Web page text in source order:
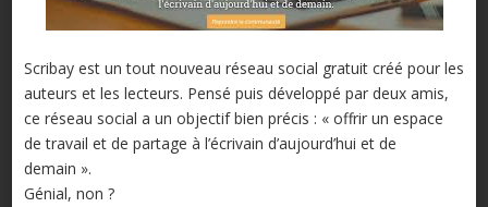
Scribay est un tout nouveau réseau social gratuit créé pour les
auteurs et les lecteurs. Pensé puis développé par deux amis,
ce réseau social a un objectif bien précis : « offrir un espace
de travail et de partage à l’écrivain d’aujourd’hui et de
demain ».
Génial, non ?